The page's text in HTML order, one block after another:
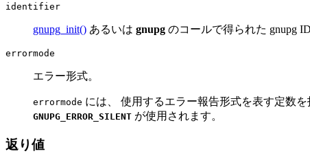
identifier
gnupg_init() あるいは gnupg のコールで得られた gnupg ID
errormode
エラー形式。
errormode には、 使用するエラー報告形式を表す定数を
GNUPG_ERROR_SILENT が使用されます。
返り値